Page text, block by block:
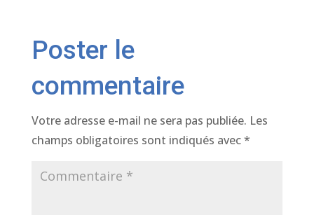
Poster le
commentaire
Votre adresse e-mail ne sera pas publiée. Les
champs obligatoires sont indiqués avec*